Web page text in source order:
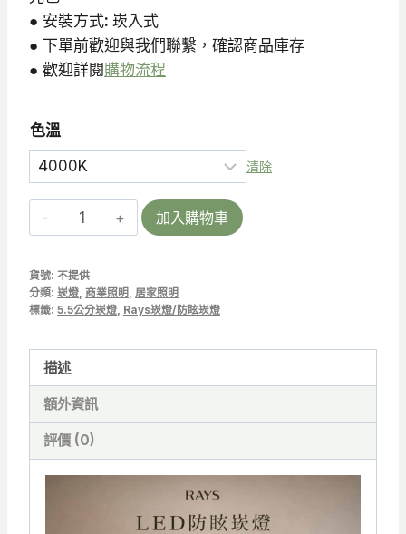
● 安裝方式: 崁入式
● 下單前歡迎與我們聯繫，確認商品庫存
● 歡迎詳閱購物流程
色溫
清除
RD-
Rays
|
LED
眩
光
崁
燈
5W
數
加入購物車
貨號: 不提供
分類: 崁燈, 商業照明 , 居家照明
標籤: 5.5公分崁燈, Rays崁燈/防眩崁燈
描述
額外資訊
評價 (0)